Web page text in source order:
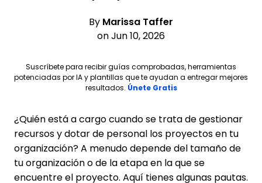
By Marissa Taffer
on Jun 10, 2026
Suscríbete para recibir guías comprobadas, herramientas
potenciadas por IA y plantillas que te ayudan a entregar mejores
resultados. Únete GratisOpens new window
¿Quién está a cargo cuando se trata de gestionar
recursos y dotar de personal los proyectos en tu
organización? A menudo depende del tamaño de
tu organización o de la etapa en la que se
encuentre el proyecto. Aquí tienes algunas pautas.